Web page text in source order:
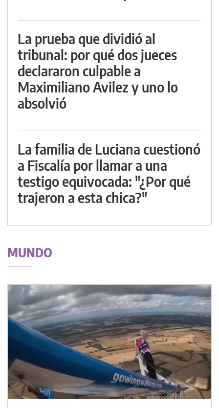
La prueba que dividió al
tribunal: por qué dos jueces
declararon culpable a
Maximiliano Avilez y uno lo
absolvió
La familia de Luciana cuestionó
a Fiscalía por llamar a una
testigo equivocada: "¿Por qué
trajeron a esta chica?"
MUNDO